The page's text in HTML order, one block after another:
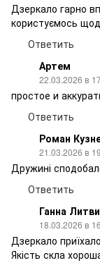
Дзеркало гарно
користуємось
Ответить
Артем
22.03.2026 в
простое и
Ответить
Роман
21.03.2026 в
Дружині
Ответить
Ганна
18.03.2026 в
Дзеркало
Якість скла